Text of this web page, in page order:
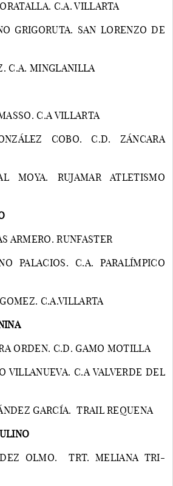
C.A. VILLARTA
GRIGORUTA. SAN LORENZO DE
C.A. MINGLANILLA
C.A VILLARTA
COBO. C.D. ZÁNCARA
MOYA. RUJAMAR ATLETISMO
ARMERO. RUNFASTER
PALACIOS. C.A. PARALÍMPICO
C.A.VILLARTA
ORDEN. C.D. GAMO MOTILLA
VILLANUEVA. C.A VALVERDE DEL
GARCÍA. TRAIL REQUENA
OLMO. TRT. MELIANA TRI-